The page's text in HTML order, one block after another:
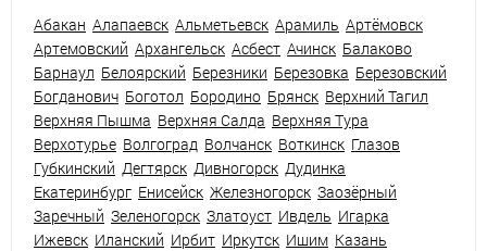
Абакан Алапаевск Альметьевск Арамиль Артёмовск
Артемовский Архангельск Асбест Ачинск Балаково
Барнаул Белоярский Березники Березовка Березовский
Богданович Боготол Бородино Брянск Верхний Тагил
Верхняя Пышма Верхняя Салда Верхняя Тура
Верхотурье Волгоград Волчанск Воткинск Глазов
Губкинский Дегтярск Дивногорск Дудинка
Екатеринбург Енисейск Железногорск Заозёрный
Заречный Зеленогорск Златоуст Ивдель Игарка
Ижевск Иланский Ирбит Иркутск Ишим Казань